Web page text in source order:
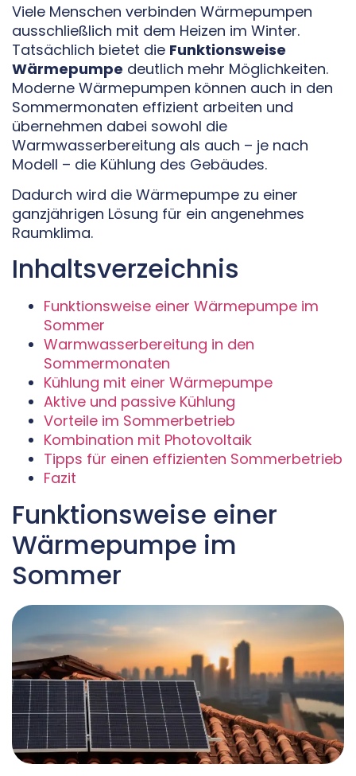
Viele Menschen verbinden Wärmepumpen
ausschließlich mit dem Heizen im Winter.
Tatsächlich bietet die Funktionsweise
Wärmepumpe deutlich mehr Möglichkeiten.
Moderne Wärmepumpen können auch in den
Sommermonaten effizient arbeiten und
übernehmen dabei sowohl die
Warmwasserbereitung als auch – je nach
Modell – die Kühlung des Gebäudes.
Dadurch wird die Wärmepumpe zu einer
ganzjährigen Lösung für ein angenehmes
Raumklima.
Inhaltsverzeichnis
Funktionsweise einer Wärmepumpe im
Sommer
Warmwasserbereitung in den
Sommermonaten
Kühlung mit einer Wärmepumpe
Aktive und passive Kühlung
Vorteile im Sommerbetrieb
Kombination mit Photovoltaik
Tipps für einen effizienten Sommerbetrieb
Fazit
Funktionsweise einer
Wärmepumpe im
Sommer